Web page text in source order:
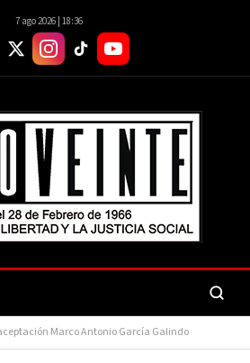
7 ago 2026 | 18:36
Marco Antonio García Galindo